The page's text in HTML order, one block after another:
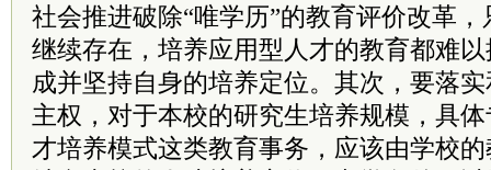
社会推进破除“唯学历”的教育评价改革
继续存在，培养应用型人才的教育都难
成并坚持自身的培养定位。其次，要落
主权，对于本校的研究生培养规模，具
才培养模式这类教育事务，应该由学校